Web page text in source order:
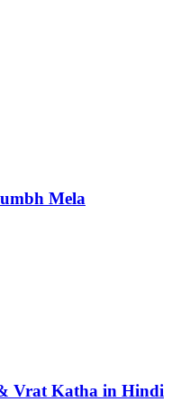
Mela
Vrat Katha in Hindi